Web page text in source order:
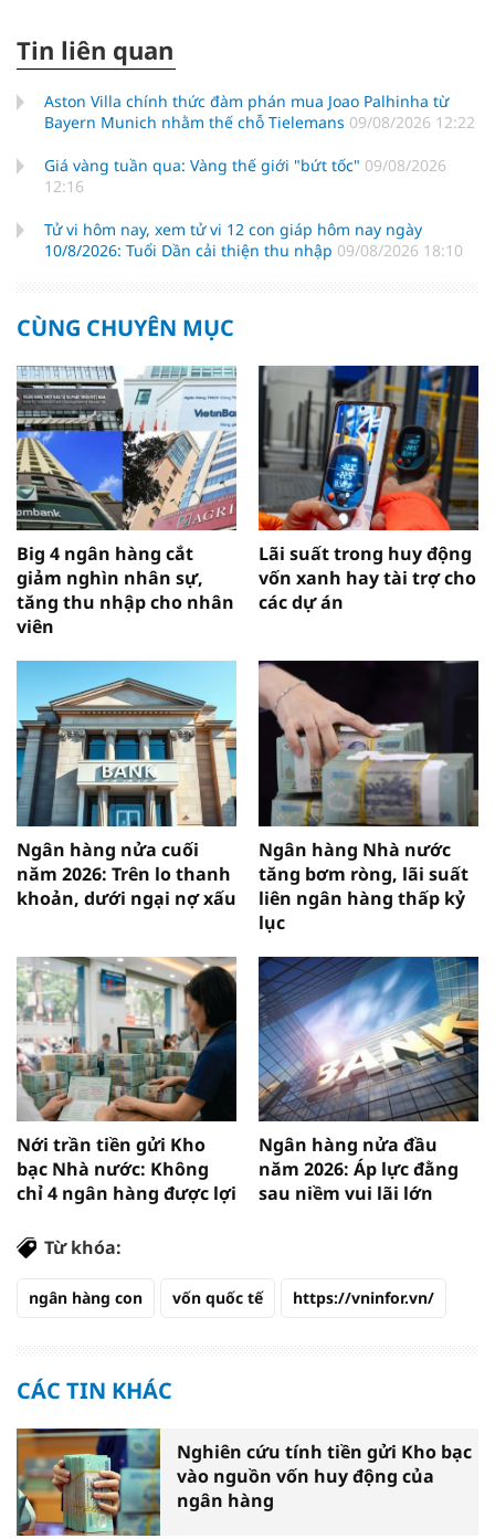
Tin liên quan
Aston Villa chính thức đàm phán mua Joao Palhinha từ
Bayern Munich nhằm thế chỗ Tielemans 09/08/2026 12:22
Giá vàng tuần qua: Vàng thế giới "bứt tốc" 09/08/2026
12:16
Tử vi hôm nay, xem tử vi 12 con giáp hôm nay ngày
10/8/2026: Tuổi Dần cải thiện thu nhập 09/08/2026 18:10
CÙNG CHUYÊN MỤC
Big 4 ngân hàng cắt
giảm nghìn nhân sự,
tăng thu nhập cho nhân
viên
Lãi suất trong huy động
vốn xanh hay tài trợ cho
các dự án
Ngân hàng nửa cuối
năm 2026: Trên lo thanh
khoản, dưới ngại nợ xấu
Ngân hàng Nhà nước
tăng bơm ròng, lãi suất
liên ngân hàng thấp kỷ
lục
Nới trần tiền gửi Kho
bạc Nhà nước: Không
chỉ 4 ngân hàng được lợi
Ngân hàng nửa đầu
năm 2026: Áp lực đằng
sau niềm vui lãi lớn
Từ khóa:
ngân hàng con vốn quốc tế https://vninfor.vn/
CÁC TIN KHÁC
Nghiên cứu tính tiền gửi Kho bạc
vào nguồn vốn huy động của
ngân hàng